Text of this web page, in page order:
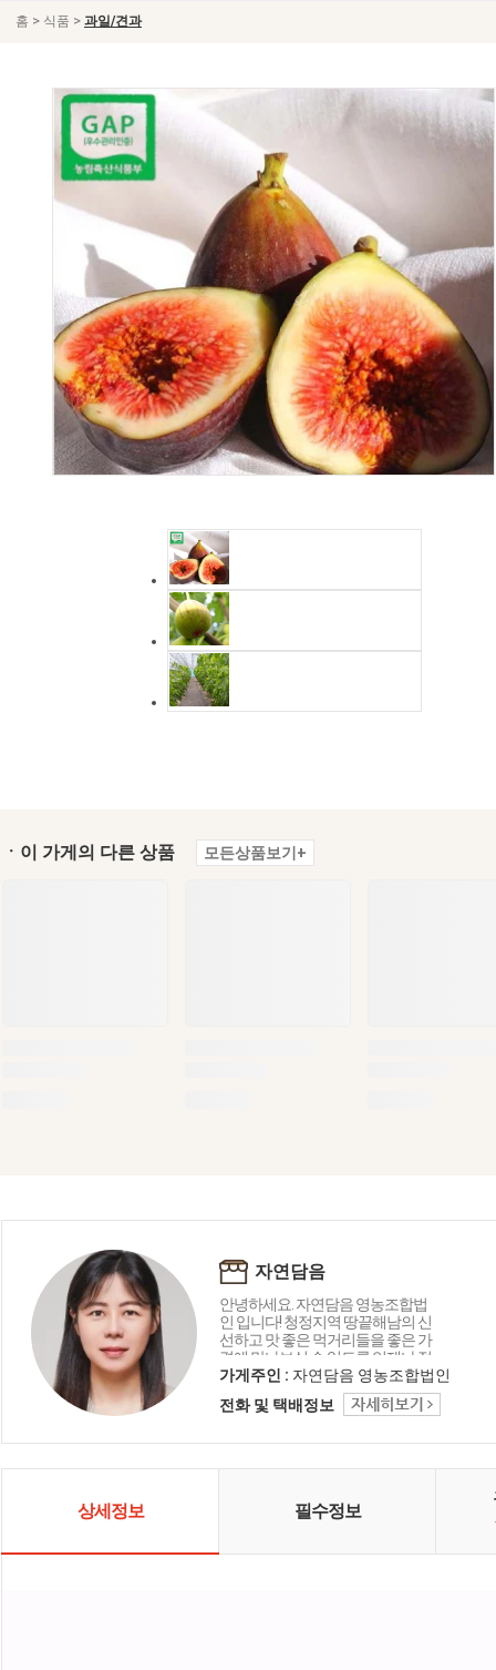
홈 > 식품 > 과일/견과
ㆍ이 가게의 다른 상품 모든상품보기+
자연담음
안녕하세요. 자연담음 영농조합법
인 입니다! 청정지역 땅끝해남의 신
선하고 맛 좋은 먹거리들을 좋은 가
격에 만나보실 수 있도록 언제나 정
직하게 운영하겠습니다!
가게주인 : 자연담음 영농조합법인
전화 및 택배정보
상세정보 필수정보